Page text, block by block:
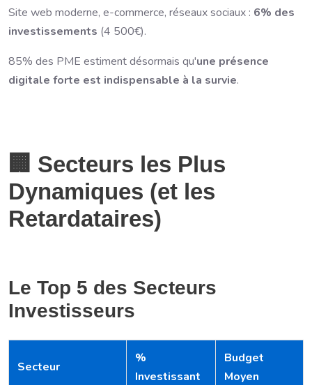
Site web moderne, e-commerce, réseaux sociaux : 6% des
investissements (4 500€).
85% des PME estiment désormais qu'une présence
digitale forte est indispensable à la survie.
🏢 Secteurs les Plus
Dynamiques (et les
Retardataires)
Le Top 5 des Secteurs
Investisseurs
Secteur
%
Investissant
Budget
Moyen